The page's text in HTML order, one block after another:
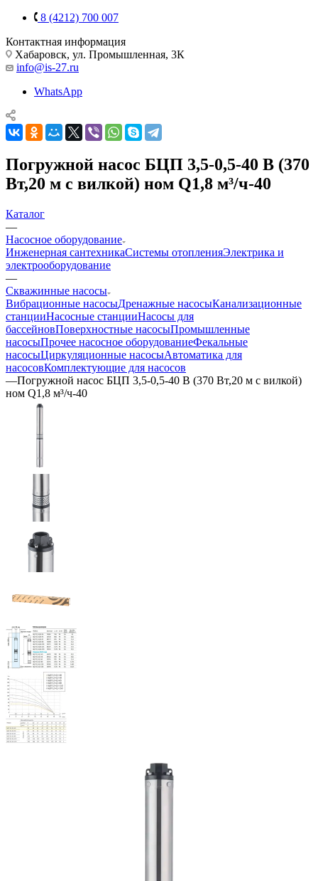
8 (4212) 700 007
Контактная информация
Хабаровск, ул. Промышленная, 3К
info@is-27.ru
WhatsApp
Погружной насос БЦП 3,5-0,5-40 В (370
Вт,20 м с вилкой) ном Q1,8 м³/ч-40
Каталог
—
Насосное оборудование
Инженерная сантехникаСистемы отопленияЭлектрика и
электрооборудование
—
Скважинные насосы
Вибрационные насосыДренажные насосыКанализационные
станцииНасосные станцииНасосы для
бассейновПоверхностные насосыПромышленные
насосыПрочее насосное оборудованиеФекальные
насосыЦиркуляционные насосыАвтоматика для
насосовКомплектующие для насосов
—Погружной насос БЦП 3,5-0,5-40 В (370 Вт,20 м с вилкой)
ном Q1,8 м³/ч-40